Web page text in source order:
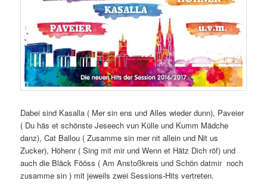
Dabei sind Kasalla ( Mer sin ens und Alles wieder dunn), Paveier
( Du häs et schönste Jeseech vun Külle und Kumm Mädche
danz), Cat Ballou ( Zusamme sin mer nit allein und Nit us
Zucker), Höhenr ( Sing mit mir und Wenn et Hätz Dich röf) und
auch die Bläck Fööss ( Am Anstoßkreis und Schön datmir noch
zusamme sin ) mit jeweils zwei Sessions-Hits vertreten.